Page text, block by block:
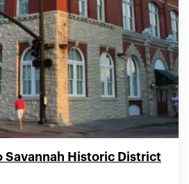
Savannah Historic District